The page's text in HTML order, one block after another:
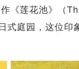
《莲花池》（
式庭园，这位印